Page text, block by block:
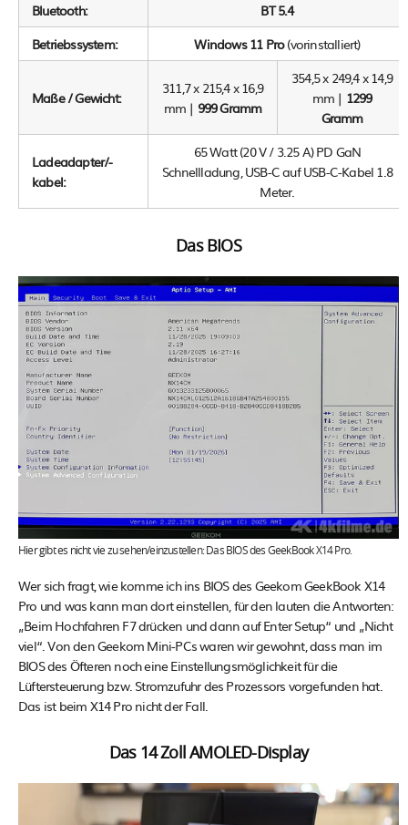
Bluetooth:
BT 5.4
Betriebssystem:
Windows 11 Pro(vorinstalliert)
Maße / Gewicht:
311,7 x 215,4 x 16,9
mm | 999 Gramm
354,5 x 249,4 x 14,9
mm | 1299
Gramm
Ladeadapter/-
kabel:
65 Watt (20 V / 3.25 A) PD GaN
Schnellladung, USB-C auf USB-C-Kabel 1.8
Meter.
Das BIOS
Hier gibt es nicht vie zu sehen/einzustellen: Das BIOS des GeekBook X14 Pro.
Wer sich fragt, wie komme ich ins BIOS des Geekom GeekBook X14
Pro und was kann man dort einstellen, für den lauten die Antworten:
„Beim Hochfahren F7 drücken und dann auf Enter Setup“ und „Nicht
viel“. Von den Geekom Mini-PCs waren wir gewohnt, dass man im
BIOS des Öfteren noch eine Einstellungsmöglichkeit für die
Lüftersteuerung bzw. Stromzufuhr des Prozessors vorgefunden hat.
Das ist beim X14 Pro nicht der Fall.
Das 14 Zoll AMOLED-Display